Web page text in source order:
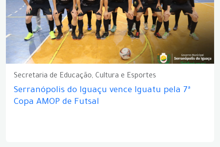
Secretaria de Educação, Cultura e Esportes
Serranópolis do Iguaçu vence Iguatu pela 7ª
Copa AMOP de Futsal